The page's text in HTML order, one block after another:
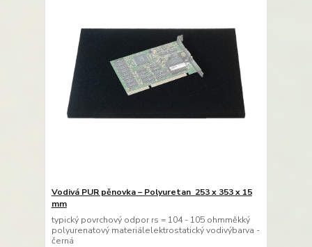
Vodivá PUR pěnovka – Polyuretan 253 x 353 x 15
mm
typický povrchový odpor rs = 104 - 105 ohmměkký
polyurenatový materiálelektrostatický vodivýbarva -
černá